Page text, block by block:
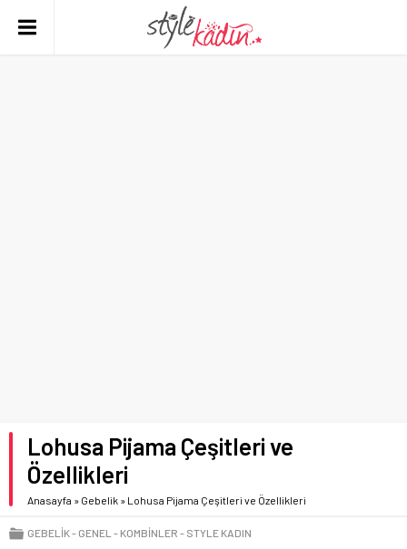
Lohusa Pijama Çeşitleri ve
Özellikleri
Anasayfa » Gebelik » Lohusa Pijama Çeşitleri ve Özellikleri
GEBELIK GENEL KOMBINLER STYLE KADIN